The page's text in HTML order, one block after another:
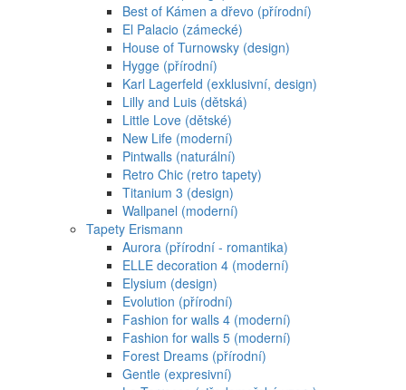
Best of Kámen a dřevo (přírodní)
El Palacio (zámecké)
House of Turnowsky (design)
Hygge (přírodní)
Karl Lagerfeld (exklusivní, design)
Lilly and Luis (dětská)
Little Love (dětské)
New Life (moderní)
Pintwalls (naturální)
Retro Chic (retro tapety)
Titanium 3 (design)
Wallpanel (moderní)
Tapety Erismann
Aurora (přírodní - romantika)
ELLE decoration 4 (moderní)
Elysium (design)
Evolution (přírodní)
Fashion for walls 4 (moderní)
Fashion for walls 5 (moderní)
Forest Dreams (přírodní)
Gentle (expresivní)